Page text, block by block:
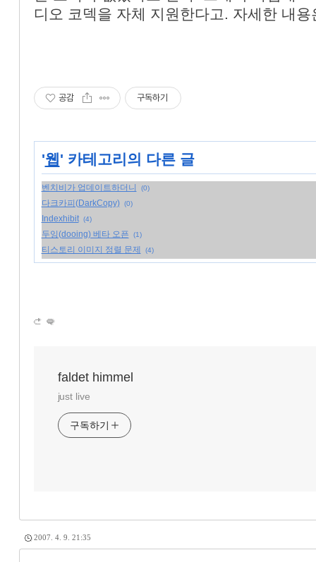
디오 코덱을 자체 지원한다고. 자세한 내
공감 구독하기
'웹' 카테고리의 다른 글
벤치비가 업데이트하더니 (0)
다크카피(DarkCopy) (0)
Indexhibit (4)
두잉(dooing) 베타 오픈 (1)
티스토리 이미지 정렬 문제 (4)
faldet himmel
just live
구독하기
2007. 4. 9. 21:35